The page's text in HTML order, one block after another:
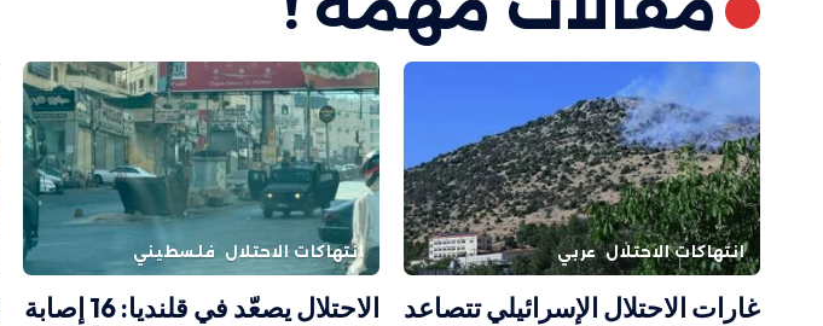
انتهاكات الاحتلال عربي
غارات الاحتلال الإسرائيلي تتصاعد
انتهاكات الاحتلال فلسطيني
الاحتلال يصعّد في قلنديا: 16 إصابة